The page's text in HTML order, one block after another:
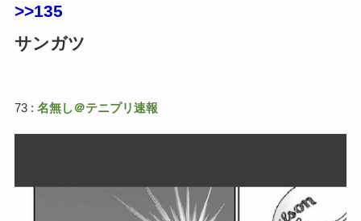
>>135
サンガツ
73 : 名無し＠テニプリ速報